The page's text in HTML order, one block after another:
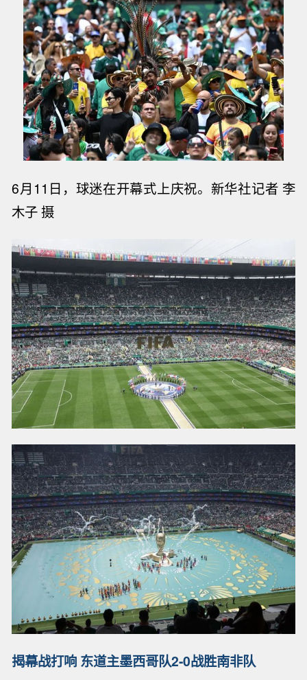
6月11日，球迷在开幕式上庆祝。 新华社记者 李
木子 摄
揭幕战打响 东道主墨西哥队2-0战胜南非队